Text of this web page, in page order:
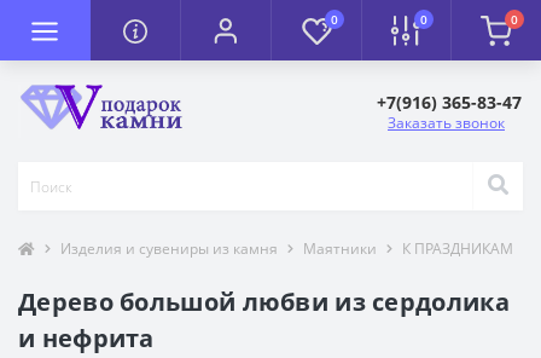
0 0 0
+7(916) 365-83-47
Заказать звонок
Изделия и сувениры из камня Маятники К ПРАЗДНИКАМ
Дерево большой любви из сердолика
и нефрита